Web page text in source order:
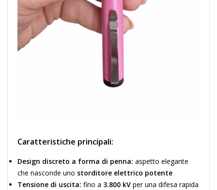
Caratteristiche principali:
Design discreto a forma di penna: aspetto elegante
che nasconde uno storditore elettrico potente
Tensione di uscita: fino a 3.800 kV per una difesa rapida